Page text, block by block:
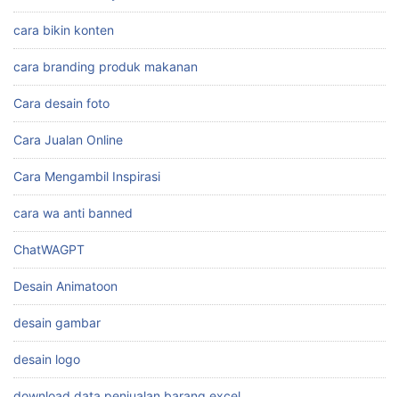
cara bikin konten
cara branding produk makanan
Cara desain foto
Cara Jualan Online
Cara Mengambil Inspirasi
cara wa anti banned
ChatWAGPT
Desain Animatoon
desain gambar
desain logo